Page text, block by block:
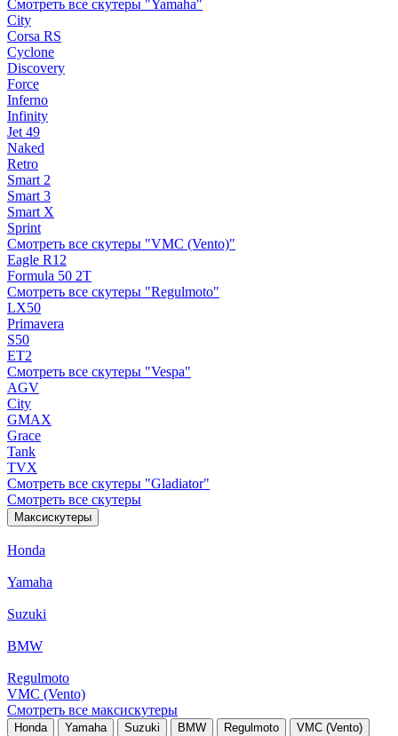
Смотреть все скутеры "Yamaha"
City
Corsa RS
Cyclone
Discovery
Force
Inferno
Infinity
Jet 49
Naked
Retro
Smart 2
Smart 3
Smart X
Sprint
Смотреть все скутеры "VMC (Vento)"
Eagle R12
Formula 50 2Т
Смотреть все скутеры "Regulmoto"
LX50
Primavera
S50
ET2
Смотреть все скутеры "Vespa"
AGV
City
GMAX
Grace
Tank
TVX
Смотреть все скутеры "Gladiator"
Смотреть все скутеры
Максискутеры
Honda
Yamaha
Suzuki
BMW
Regulmoto
VMC (Vento)
Смотреть все максискутеры
Honda Yamaha Suzuki BMW Regulmoto VMC (Vento)